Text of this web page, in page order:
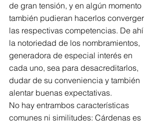
de gran tensión, y en algún momento
también pudieran hacerlos converger
las respectivas competencias. De ahí
la notoriedad de los nombramientos,
generadora de especial interés en
cada uno, sea para desacreditarlos,
dudar de su conveniencia y también
alentar buenas expectativas.
No hay entrambos características
comunes ni similitudes: Cárdenas es